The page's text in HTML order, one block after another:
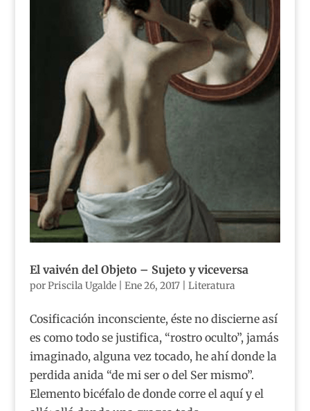
El vaivén del Objeto – Sujeto y viceversa
porPriscila Ugalde| Ene 26, 2017| Literatura
Cosificación inconsciente, éste no discierne así
es como todo se justifica, “rostro oculto”, jamás
imaginado, alguna vez tocado, he ahí donde la
perdida anida “de mi ser o del Ser mismo”.
Elemento bicéfalo de donde corre el aquí y el